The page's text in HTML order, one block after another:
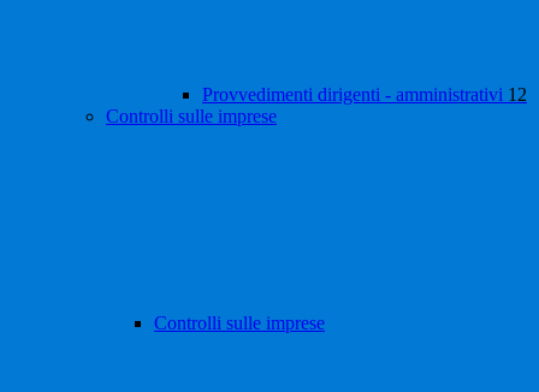
Provvedimenti dirigenti - amministrativi 12
Controlli sulle imprese
Controlli sulle imprese